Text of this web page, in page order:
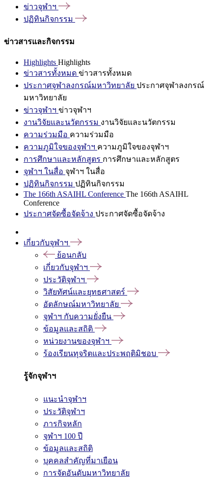
ข่าวจุฬาฯ
ปฏิทินกิจกรรม
ข่าวสารและกิจกรรม
Highlights Highlights
ข่าวสารทั้งหมด ข่าวสารทั้งหมด
ประกาศจุฬาลงกรณ์มหาวิทยาลัย ประกาศจุฬาลงกรณ์
มหาวิทยาลัย
ข่าวจุฬาฯ ข่าวจุฬาฯ
งานวิจัยและนวัตกรรม งานวิจัยและนวัตกรรม
ความร่วมมือ ความร่วมมือ
ความภูมิใจของจุฬาฯ ความภูมิใจของจุฬาฯ
การศึกษาและหลักสูตร การศึกษาและหลักสูตร
จุฬาฯ ในสื่อ จุฬาฯ ในสื่อ
ปฏิทินกิจกรรม ปฏิทินกิจกรรม
The 166th ASAIHL Conference The 166th ASAIHL
Conference
ประกาศจัดซื้อจัดจ้าง ประกาศจัดซื้อจัดจ้าง
เกี่ยวกับจุฬาฯ
ย้อนกลับ
เกี่ยวกับจุฬาฯ
ประวัติจุฬาฯ
วิสัยทัศน์และยุทธศาสตร์
อัตลักษณ์มหาวิทยาลัย
จุฬาฯ กับความยั่งยืน
ข้อมูลและสถิติ
หน่วยงานของจุฬาฯ
ร้องเรียนทุจริตและประพฤติมิชอบ
รู้จักจุฬาฯ
แนะนำจุฬาฯ
ประวัติจุฬาฯ
ภารกิจหลัก
จุฬาฯ 100 ปี
ข้อมูลและสถิติ
บุคคลสำคัญที่มาเยือน
การจัดอันดับมหาวิทยาลัย